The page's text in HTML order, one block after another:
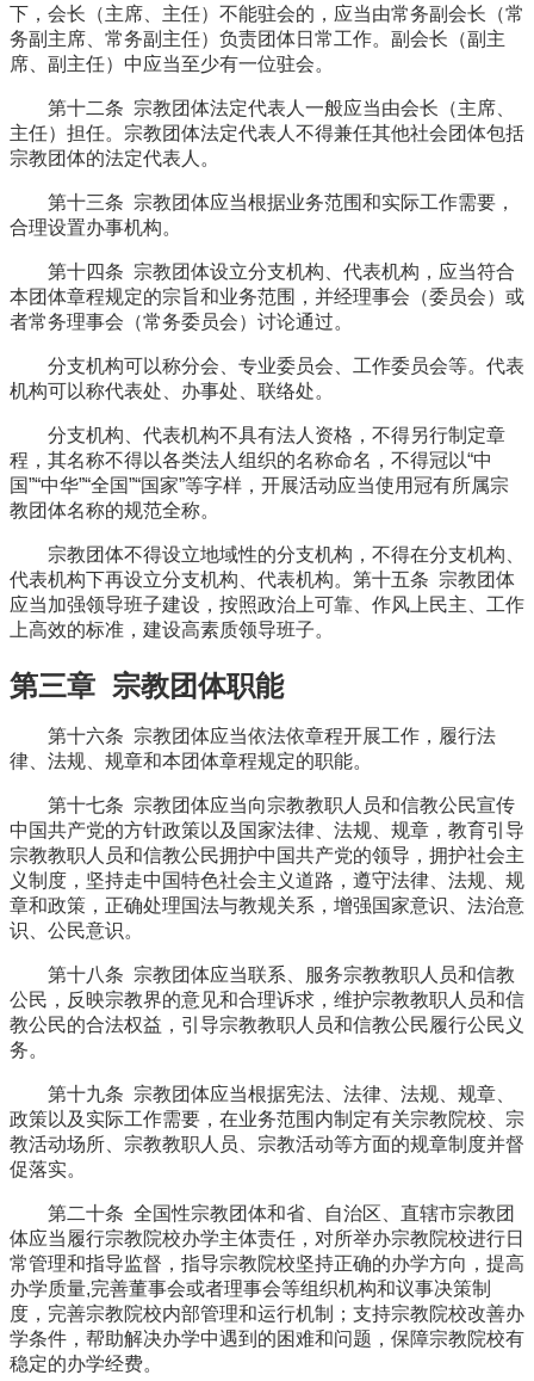
下，会长（主席、主任）不能驻会的，应当由常务副会长（常
务副主席、常务副主任）负责团体日常工作。副会长（副主
席、副主任）中应当至少有一位驻会。
第十二条 宗教团体法定代表人一般应当由会长（主席、
主任）担任。宗教团体法定代表人不得兼任其他社会团体包括
宗教团体的法定代表人。
第十三条 宗教团体应当根据业务范围和实际工作需要，
合理设置办事机构。
第十四条 宗教团体设立分支机构、代表机构，应当符合
本团体章程规定的宗旨和业务范围，并经理事会（委员会）或
者常务理事会（常务委员会）讨论通过。
分支机构可以称分会、专业委员会、工作委员会等。代表
机构可以称代表处、办事处、联络处。
分支机构、代表机构不具有法人资格，不得另行制定章
程，其名称不得以各类法人组织的名称命名，不得冠以“中
国”“中华”“全国”“国家”等字样，开展活动应当使用冠有所属宗
教团体名称的规范全称。
宗教团体不得设立地域性的分支机构，不得在分支机构、
代表机构下再设立分支机构、代表机构。第十五条 宗教团体
应当加强领导班子建设，按照政治上可靠、作风上民主、工作
上高效的标准，建设高素质领导班子。
第三章 宗教团体职能
第十六条 宗教团体应当依法依章程开展工作，履行法
律、法规、规章和本团体章程规定的职能。
第十七条 宗教团体应当向宗教教职人员和信教公民宣传
中国共产党的方针政策以及国家法律、法规、规章，教育引导
宗教教职人员和信教公民拥护中国共产党的领导，拥护社会主
义制度，坚持走中国特色社会主义道路，遵守法律、法规、规
章和政策，正确处理国法与教规关系，增强国家意识、法治意
识、公民意识。
第十八条 宗教团体应当联系、服务宗教教职人员和信教
公民，反映宗教界的意见和合理诉求，维护宗教教职人员和信
教公民的合法权益，引导宗教教职人员和信教公民履行公民义
务。
第十九条 宗教团体应当根据宪法、法律、法规、规章、
政策以及实际工作需要，在业务范围内制定有关宗教院校、宗
教活动场所、宗教教职人员、宗教活动等方面的规章制度并督
促落实。
第二十条 全国性宗教团体和省、自治区、直辖市宗教团
体应当履行宗教院校办学主体责任，对所举办宗教院校进行日
常管理和指导监督，指导宗教院校坚持正确的办学方向，提高
办学质量,完善董事会或者理事会等组织机构和议事决策制
度，完善宗教院校内部管理和运行机制；支持宗教院校改善办
学条件，帮助解决办学中遇到的困难和问题，保障宗教院校有
稳定的办学经费。